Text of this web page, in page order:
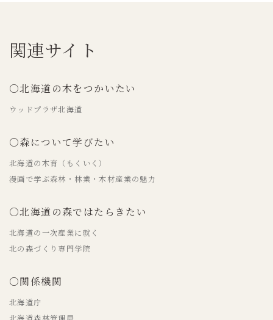
関連サイト
○北海道の木をつかいたい
ウッドプラザ北海道
○森について学びたい
北海道の木育（もくいく）
漫画で学ぶ森林・林業・木材産業の魅力
○北海道の森ではたらきたい
北海道の一次産業に就く
北の森づくり専門学院
○関係機関
北海道庁